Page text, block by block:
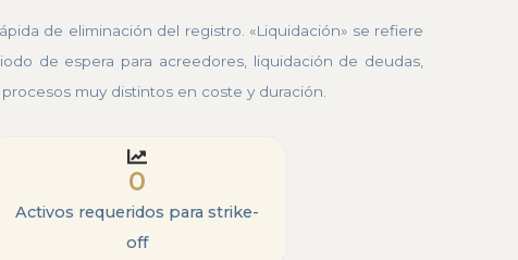
de eliminación del registro. «Liquidación» se refiere
de espera para acreedores, liquidación de deudas,
muy distintos en coste y duración.
0
Activos requeridos para strike-
off